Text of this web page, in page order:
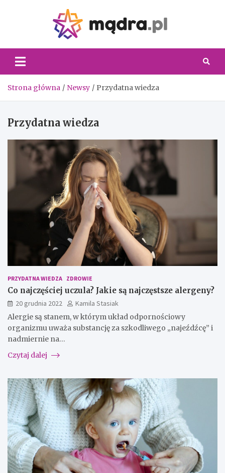
Strona główna Newsy Przydatna wiedza
Przydatna wiedza
PRZYDATNA WIEDZA ZDROWIE
Co najczęściej uczula? Jakie są najczęstsze alergeny?
20 grudnia 2022
Kamila Stasiak
Alergie są stanem, w którym układ odpornościowy
organizmu uważa substancję za szkodliwego „najeźdźcę” i
nadmiernie na…
Czytaj dalej